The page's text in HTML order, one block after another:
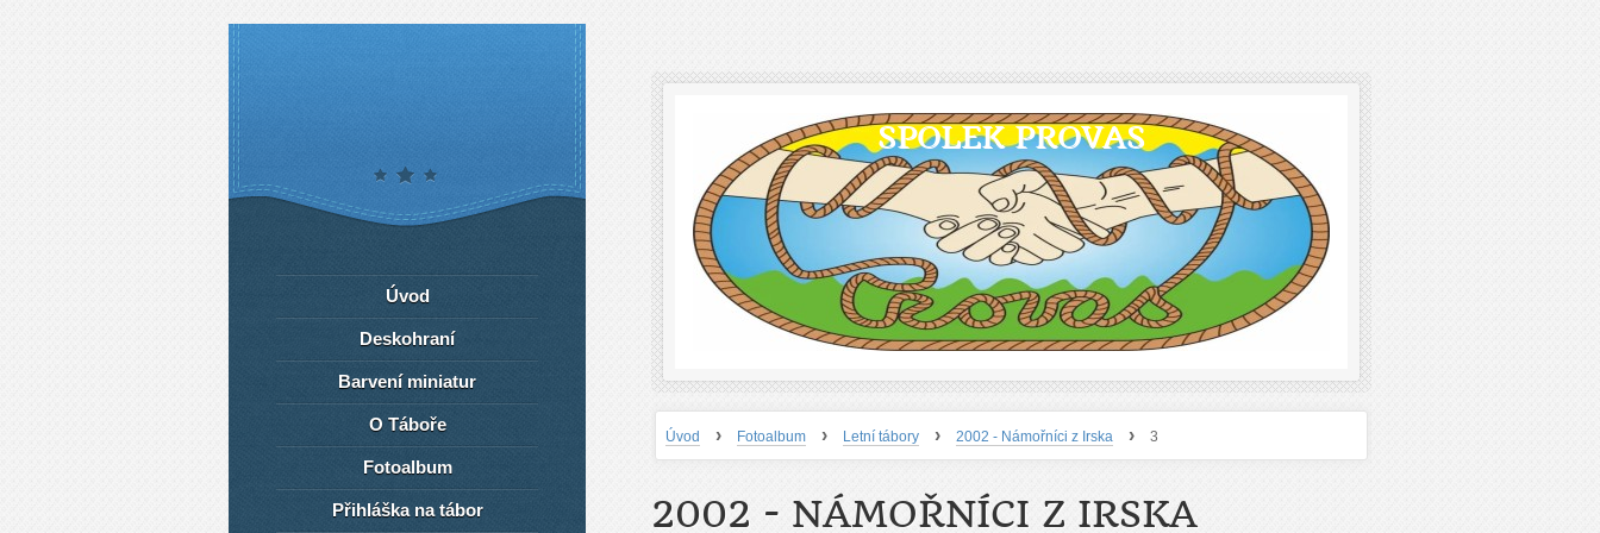
SPOLEK PROVAS
Úvod › Fotoalbum › Letní tábory › 2002 - Námořníci z Irska › 3
2002 - NÁMOŘNÍCI Z IRSKA
Úvod
Deskohraní
Barvení miniatur
O Táboře
Fotoalbum
Přihláška na tábor